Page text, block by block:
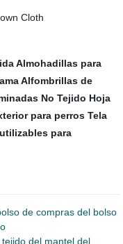
Almohadillas para
Alfombrillas de
No Tejido Hoja
para perros Tela
para
de compras del bolso
del mantel del